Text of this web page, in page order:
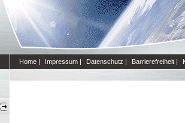
Home | Impressum | Datenschutz | Barrierefreiheit |